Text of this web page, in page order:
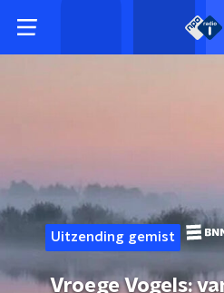
Uitzending gemist
Vroege Vogels: